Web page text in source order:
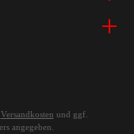
Versandkosten und ggf.
angegeben.